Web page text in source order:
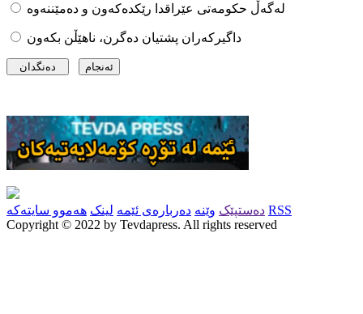
لەگەڵ حکومەتی عێراقدا رێکدەکەون و دەمێننەوە
داگیرکەران پشتیان دەگرن، ناهێڵن بکەون
دەستپێک وێنە دەربارەی ئێمە لینک هەموو سایتەکە
RSS
Copyright © 2022 by Tevdapress. All rights reserved